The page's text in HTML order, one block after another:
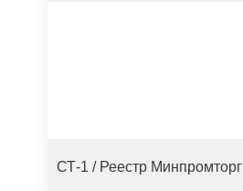
СТ-1 / Реестр Минпромторг